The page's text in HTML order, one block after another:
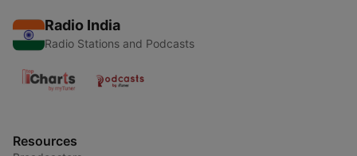
Radio India
Radio Stations and Podcasts
Resources